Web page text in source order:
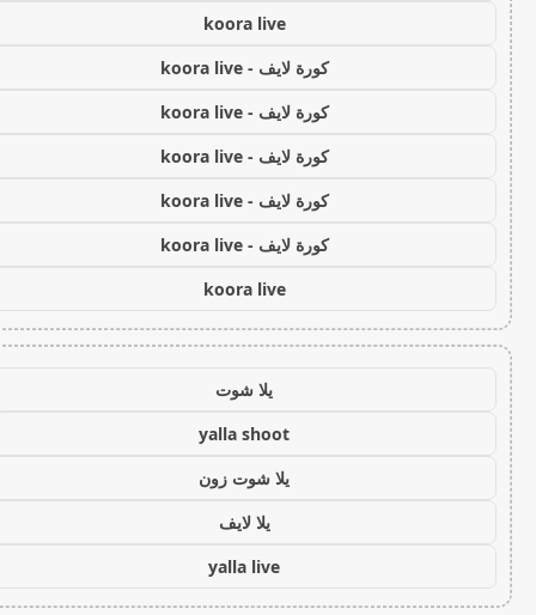
koora live
كورة لايف - koora live
كورة لايف - koora live
كورة لايف - koora live
كورة لايف - koora live
كورة لايف - koora live
koora live
يلا شوت
yalla shoot
يلا شوت زون
يلا لايف
yalla live